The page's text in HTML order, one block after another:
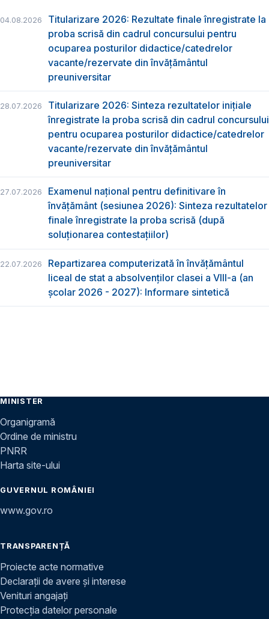
04.08.2026
Titularizare 2026: Rezultate finale înregistrate la
proba scrisă din cadrul concursului pentru
ocuparea posturilor didactice/catedrelor
vacante/rezervate din învăţământul
preuniversitar
28.07.2026
Titularizare 2026: Sinteza rezultatelor inițiale
înregistrate la proba scrisă din cadrul concursului
pentru ocuparea posturilor didactice/catedrelor
vacante/rezervate din învăţământul
preuniversitar
27.07.2026
Examenul național pentru definitivare în
învățământ (sesiunea 2026): Sinteza rezultatelor
finale înregistrate la proba scrisă (după
soluționarea contestațiilor)
22.07.2026
Repartizarea computerizată în învăţământul
liceal de stat a absolvenţilor clasei a VIII-a (an
școlar 2026 - 2027): Informare sintetică
MINISTER
Organigramă
Ordine de ministru
PNRR
Harta site-ului
GUVERNUL ROMÂNIEI
www.gov.ro
TRANSPARENȚĂ
Proiecte acte normative
Declarații de avere și interese
Venituri angajați
Protecția datelor personale